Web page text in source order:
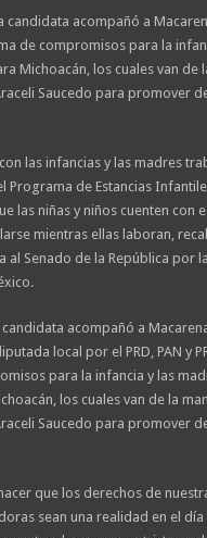
candidata acompañó a
de compromisos para la
Michoacán, los cuales van de
Saucedo para promover
las infancias y las madres
Programa de Estancias
las niñas y niños cuenten con
mientras ellas laboran,
al Senado de la República por
candidata acompañó a
local por el PRD, PAN y
para la infancia y las
los cuales van de la
Saucedo para promover
que los derechos de
sean una realidad en el día